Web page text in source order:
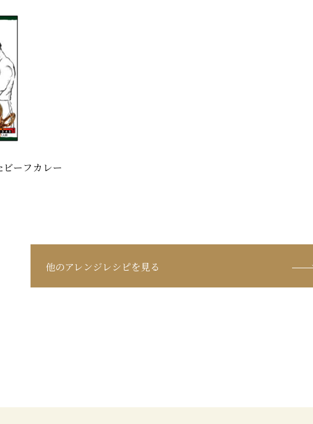
ーフカレー
他のアレンジレシピを見る